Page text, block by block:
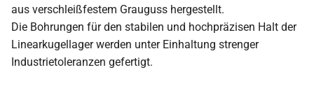
aus verschleißfestem Grauguss hergestellt.
Die Bohrungen für den stabilen und hochpräzisen Halt der
Linearkugellager werden unter Einhaltung strenger
Industrietoleranzen gefertigt.